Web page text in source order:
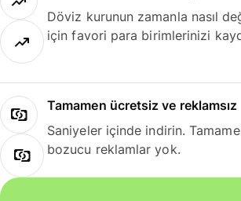
Döviz kurunun zamanla nasıl
için favori para birimlerinizi
Tamamen ücretsiz ve reklamsız
Saniyeler içinde indirin.
bozucu reklamlar yok.